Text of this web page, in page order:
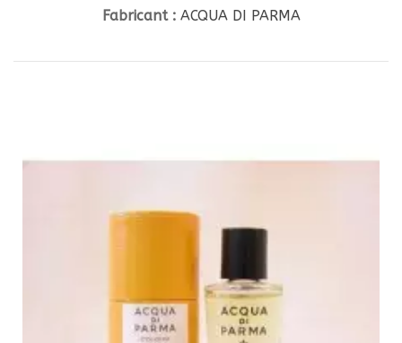
Fabricant : ACQUA DI PARMA